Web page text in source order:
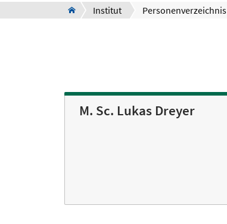
Institut Personenverzeichnis
M. Sc. Lukas Dreyer